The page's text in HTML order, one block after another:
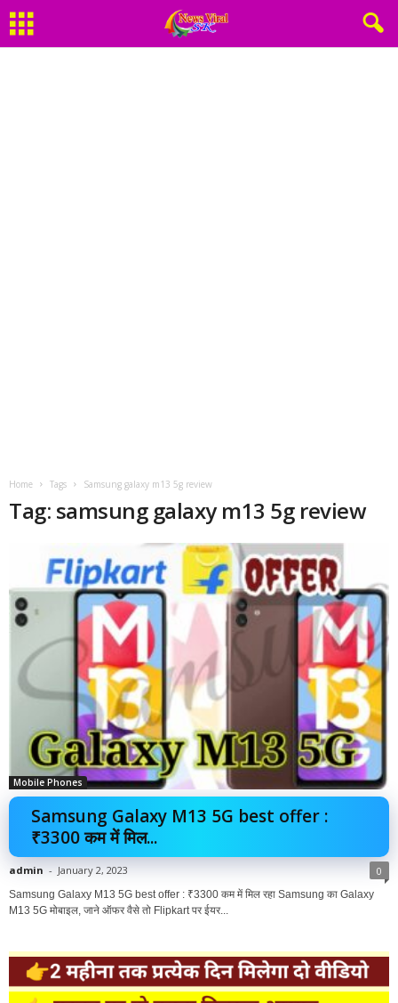
Home Tags Samsung galaxy m13 5g review
Tag: samsung galaxy m13 5g review
Mobile Phones
Samsung Galaxy M13 5G best offer :
₹3300 कम में मिल...
admin - January 2, 2023 0
Samsung Galaxy M13 5G best offer : ₹3300 कम में मिल रहा Samsung का Galaxy
M13 5G मोबाइल, जाने ऑफर वैसे तो Flipkart पर ईयर...